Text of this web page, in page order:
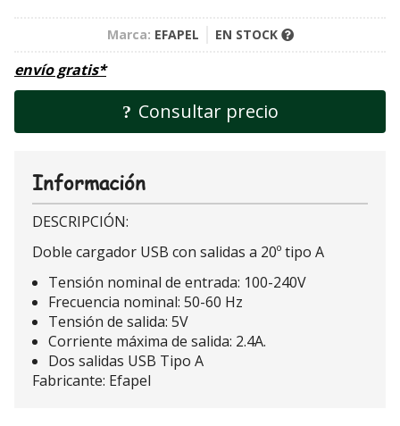
Marca: EFAPEL EN STOCK
envío gratis*
Consultar precio
Información
DESCRIPCIÓN:
Doble cargador USB con salidas a 20º tipo A
Tensión nominal de entrada: 100-240V
Frecuencia nominal: 50-60 Hz
Tensión de salida: 5V
Corriente máxima de salida: 2.4A.
Dos salidas USB Tipo A
Fabricante: Efapel